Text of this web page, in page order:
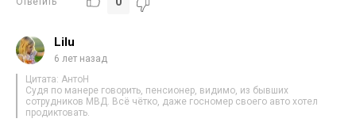
Lilu
6 лет назад
Цитата: АнтоН
Судя по манере говорить, пенсионер, видимо, из бывших
сотрудников МВД. Всё чётко, даже госномер своего авто хотел
продиктовать.